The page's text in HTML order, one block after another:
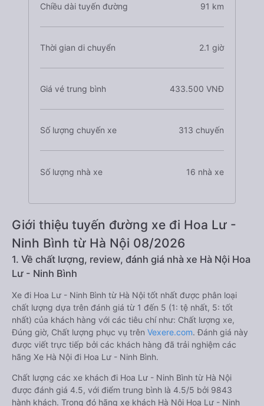
Chiều dài tuyến đường 91 km
Thời gian di chuyển 2.1 giờ
Giá vé trung bình 433.500 VNĐ
Số lượng chuyến xe 313 chuyến
Số lượng nhà xe 16 nhà xe
Giới thiệu tuyến đường xe đi Hoa Lư -
Ninh Bình từ Hà Nội 08/2026
1. Về chất lượng, review, đánh giá nhà xe Hà Nội Hoa
Lư - Ninh Bình
Xe đi Hoa Lư - Ninh Bình từ Hà Nội tốt nhất được phân loại
chất lượng dựa trên đánh giá từ 1 đến 5 (1: tệ nhất, 5: tốt
nhất) của khách hàng với các tiêu chí như: Chất lượng xe,
Đúng giờ, Chất lượng phục vụ trên Vexere.com. Đánh giá này
được viết trực tiếp bởi các khách hàng đã trải nghiệm các
hãng Xe Hà Nội đi Hoa Lư - Ninh Bình.
Chất lượng các xe khách đi Hoa Lư - Ninh Bình từ Hà Nội
được đánh giá 4.5, với điểm trung bình là 4.5/5 bởi 9843
hành khách. Trong đó hãng xe khách Hà Nội Hoa Lư - Ninh